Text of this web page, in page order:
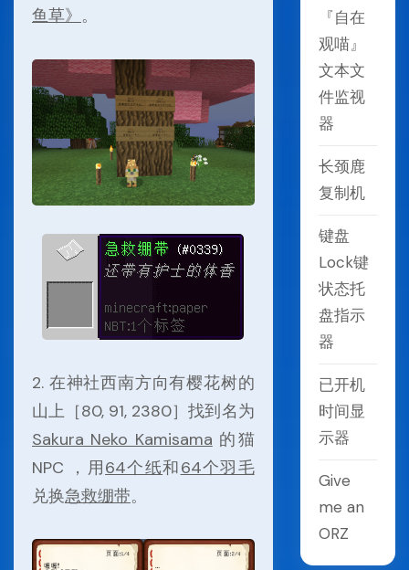
鱼草》 。
2. 在神社西南方向有樱花树的
山上［80, 91, 2380］找到名为
Sakura Neko Kamisama 的猫
NPC ，用64个纸和64个羽毛
兑换急救绷带。
『自在
观喵』
文本文
件监视
器
长颈鹿
复制机
键盘
Lock键
状态托
盘指示
器
已开机
时间显
示器
Give
me an
ORZ